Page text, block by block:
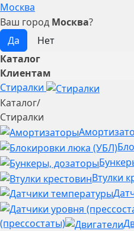
Москва
Ваш город Москва?
Каталог
Клиентам
Стиралки
Каталог/
Стиралки
Втулки
(прессостаты)